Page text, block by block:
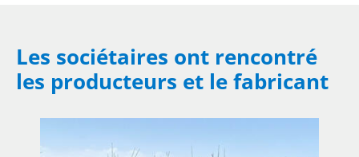
Les sociétaires ont rencontré
les producteurs et le fabricant